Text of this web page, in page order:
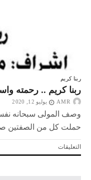
ربنا كريم
ربنا كريم .. رحمته
AMR يوليو 12, 2020
وصف المولى سبحانه
حملت كل من الصفتين
التعليقاتعلى
ربنا